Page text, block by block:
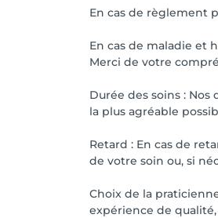
En cas de règlement
En cas de maladie et
Merci de votre
Durée des soins :
la plus agréable
Retard : En cas de
de votre soin ou, si
Choix de la
expérience de